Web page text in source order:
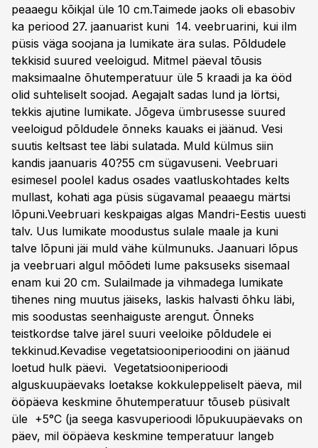
peaaegu kõikjal üle 10 cm.Taimede jaoks oli ebasobiv
ka periood 27. jaanuarist kuni 14. veebruarini, kui ilm
püsis väga soojana ja lumikate ära sulas. Põldudele
tekkisid suured veeloigud. Mitmel päeval tõusis
maksimaalne õhutemperatuur üle 5 kraadi ja ka ööd
olid suhteliselt soojad. Aegajalt sadas lund ja lörtsi,
tekkis ajutine lumikate. Jõgeva ümbrusesse suured
veeloigud põldudele õnneks kauaks ei jäänud. Vesi
suutis keltsast tee läbi sulatada. Muld külmus siin
kandis jaanuaris 40?55 cm sügavuseni. Veebruari
esimesel poolel kadus osades vaatluskohtades kelts
mullast, kohati aga püsis sügavamal peaaegu märtsi
lõpuni.Veebruari keskpaigas algas Mandri-Eestis uuesti
talv. Uus lumikate moodustus sulale maale ja kuni
talve lõpuni jäi muld vähe külmunuks. Jaanuari lõpus
ja veebruari algul mõõdeti lume paksuseks sisemaal
enam kui 20 cm. Sulailmade ja vihmadega lumikate
tihenes ning muutus jäiseks, laskis halvasti õhku läbi,
mis soodustas seenhaiguste arengut. Õnneks
teistkordse talve järel suuri veeloike põldudele ei
tekkinud.Kevadise vegetatsiooniperioodini on jäänud
loetud hulk päevi. Vegetatsiooniperioodi
alguskuupäevaks loetakse kokkuleppeliselt päeva, mil
ööpäeva keskmine õhutemperatuur tõuseb püsivalt
üle +5°C (ja seega kasvuperioodi lõpukuupäevaks on
päev, mil ööpäeva keskmine temperatuur langeb